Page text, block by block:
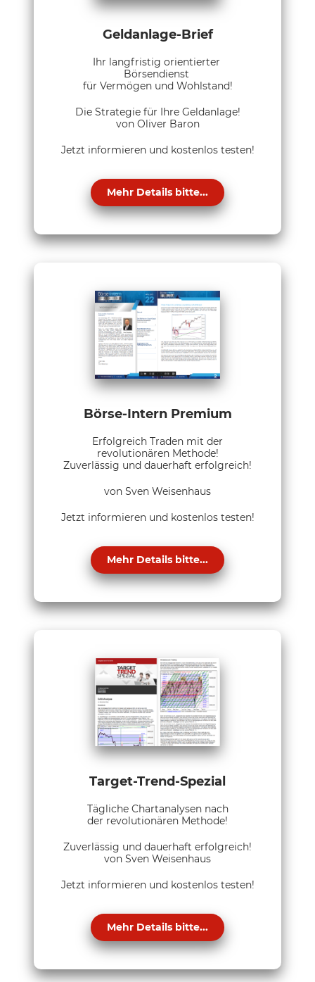
Geldanlage-Brief
Ihr langfristig orientierter
Börsendienst
für Vermögen und Wohlstand!
Die Strategie für Ihre Geldanlage!
von Oliver Baron
Jetzt informieren und kostenlos testen!
Mehr Details bitte...
Börse-Intern Premium
Erfolgreich Traden mit der
revolutionären Methode!
Zuverlässig und dauerhaft erfolgreich!
von Sven Weisenhaus
Jetzt informieren und kostenlos testen!
Mehr Details bitte...
Target-Trend-Spezial
Tägliche Chartanalysen nach
der revolutionären Methode!
Zuverlässig und dauerhaft erfolgreich!
von Sven Weisenhaus
Jetzt informieren und kostenlos testen!
Mehr Details bitte...